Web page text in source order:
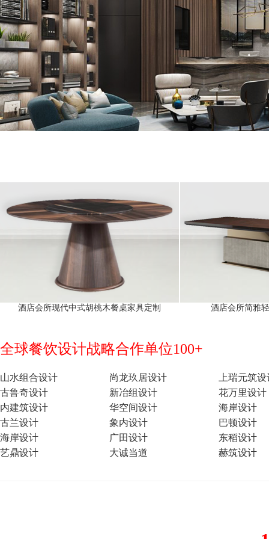
酒店会所现代中式胡桃木餐桌家具定制 酒店会所简雅
全球餐饮设计战略合作单位100+
山水组合设计 尚龙玖居设计
上瑞元筑
古鲁奇设计
新冶组设计
花万里设计
内建筑设计
华空间设计
海岸设计
古兰设计
象内设计
巴顿设计
海岸设计
广田设计
东稻设计
艺鼎设计
大诚当道 赫筑设计